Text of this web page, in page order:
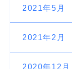
2021年5月
2021年2月
2020年12月